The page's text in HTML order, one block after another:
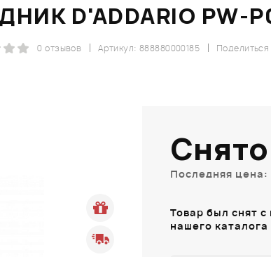
D'ADDARIO PW-
Поделиться
Артикул: 888880000185
0 отзывов
Последняя цена:
Товар был снят
нашего каталога